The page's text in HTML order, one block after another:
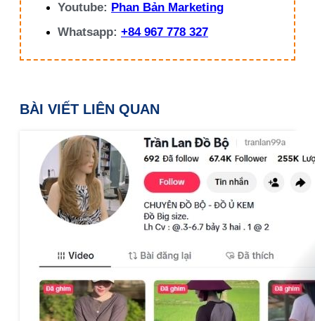
Youtube: Phan Bản Marketing
Whatsapp: +84 967 778 327
BÀI VIẾT LIÊN QUAN